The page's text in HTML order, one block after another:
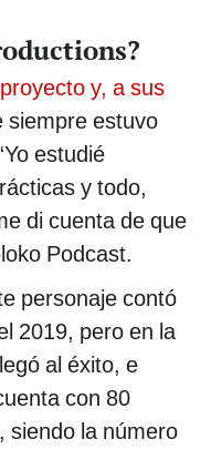
y, a sus
siempre estuvo
estudié
y todo,
di cuenta de que
Podcast.
personaje contó
2019, pero en la
al éxito, e
con 80
siendo la número